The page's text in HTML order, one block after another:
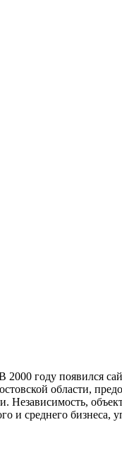
году появился
области,
среднего бизнеса,